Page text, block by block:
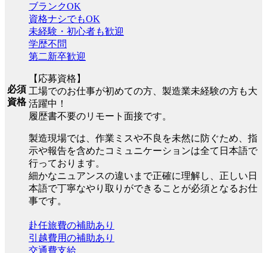
必須
資格
ブランクOK
資格ナシでもOK
未経験・初心者も歓迎
学歴不問
第二新卒歓迎
【応募資格】
工場でのお仕事が初めての方、製造業未経験の方も大
活躍中！
履歴書不要のリモート面接です。
製造現場では、作業ミスや不良を未然に防ぐため、指
示や報告を含めたコミュニケーションは全て日本語で
行っております。
細かなニュアンスの違いまで正確に理解し、正しい日
本語で丁寧なやり取りができることが必須となるお仕
事です。
赴任旅費の補助あり
引越費用の補助あり
交通費支給